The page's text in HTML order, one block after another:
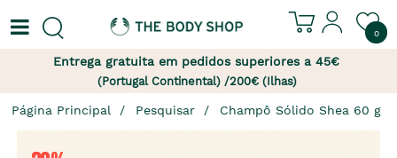
0
Entrega gratuita em pedidos superiores a 45€
(Portugal Continental) /200€ (Ilhas)
Página Principal Pesquisar Champô Sólido Shea 60 g